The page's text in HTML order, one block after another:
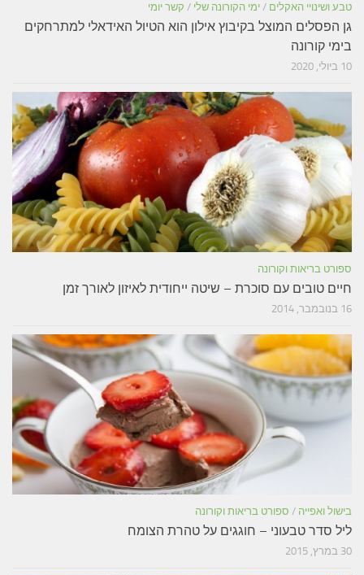
טבע ושינויי האקלים / ימי הקורונה שלי / קשר יומי
גן הפסלים המוצל בקיבוץ אילון הוא הטיול האידאלי למתרחקים
בימי קורונה
10 ביולי, 2020
ספורט בריאות וקורונה
חיים טובים עם סוכרת – שיטה ייחודית לאיזון לאורך זמן
16 בנובמבר, 2014
בישול ואפייה / ספורט בריאות וקורונה
ליל סדר טבעוני – חוגגים על טהרת הצומח
30 במרץ, 2015